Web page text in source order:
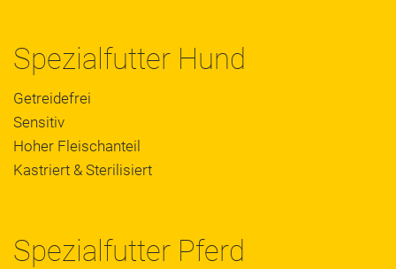
Spezialfutter Hund
Getreidefrei
Sensitiv
Hoher Fleischanteil
Kastriert & Sterilisiert
Spezialfutter Pferd